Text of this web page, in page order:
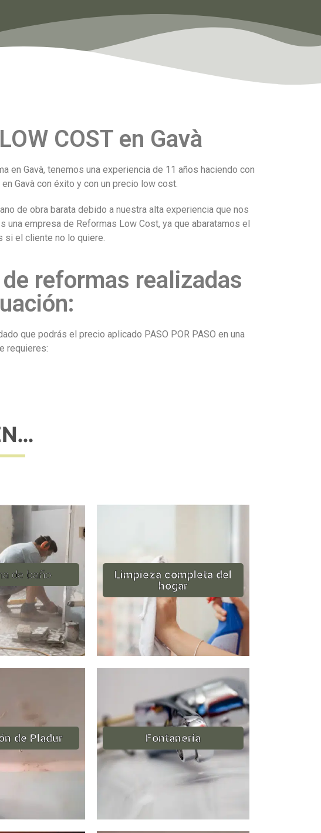
COST en Gavà
en Gavà, tenemos una experiencia de 11 años haciendo con
Gavà con éxito y con un precio low cost.
de obra barata debido a nuestra alta experiencia que nos
empresa de Reformas Low Cost, ya que abaratamos el
si el cliente no lo quiere.
reformas realizadas
que podrás el precio aplicado PASO POR PASO en una
requieres:
de baño
Limpieza completa del
hogar
de Pladur Fontanería